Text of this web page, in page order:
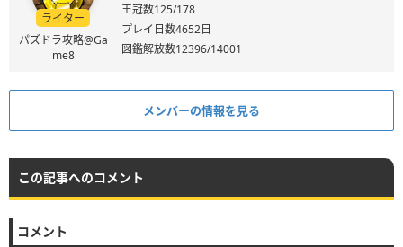
ライター
パズドラ攻略@Ga
me8
王冠数125/178
プレイ日数4652日
図鑑解放数12396/14001
メンバーの情報を見る
この記事へのコメント
コメント